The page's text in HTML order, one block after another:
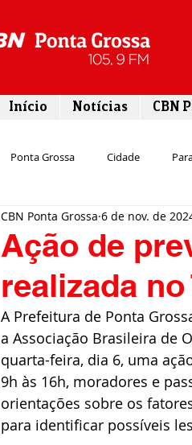
Início Notícias CBN
Ponta Grossa Cidade
Emprego Campos Gerais
Rodovias Agronegócio
Tecnologia
Ação de
realizada
CBN Ponta Grossa 6 de nov. de
A Prefeitura de Ponta
a Associação Brasileira de
quarta-feira, dia 6, uma
9h às 16h, moradores e
orientações sobre os
para identificar possíveis